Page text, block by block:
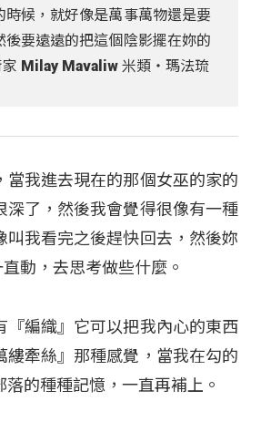
時候，就好像是萬事萬物還是要
後要遠遠的把這個陰影擺在妳的
Milay Mavaliw 米類‧瑪法琉
當我進去現在的那個女巫的家的
深了，然後我會覺得很像有一種
叫我看完之後趕快回去，然後妳
動，去思考做些什麼。
『編織』它可以把我內心的東西
縷牽絲』那種感覺，當我在勾的
的種種記憶，一直再補上。